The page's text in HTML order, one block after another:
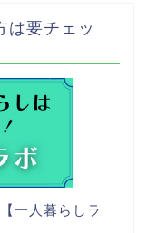
は要チェッ
一人暮らしラ